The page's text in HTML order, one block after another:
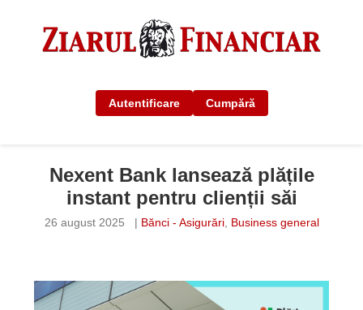
Autentificare Cumpără
Nexent Bank lansează plățile
instant pentru clienții săi
26 august 2025 | Bănci - Asigurări, Business general